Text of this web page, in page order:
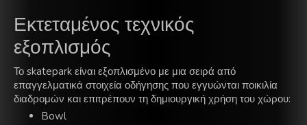
Εκτεταμένος τεχνικός
εξοπλισμός
Το skatepark είναι εξοπλισμένο με μια σειρά από
επαγγελματικά στοιχεία οδήγησης που εγγυώνται ποικιλία
διαδρομών και επιτρέπουν τη δημιουργική χρήση του χώρου:
Bowl